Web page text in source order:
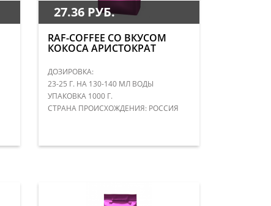
27.36 РУБ.
RAF-COFFEE СО ВКУСОМ
КОКОСА АРИСТОКРАТ
ДОЗИРОВКА:
23-25 Г. НА 130-140 МЛ ВОДЫ
УПАКОВКА 1000 Г.
СТРАНА ПРОИСХОЖДЕНИЯ: РОССИЯ